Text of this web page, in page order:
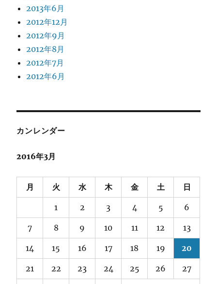
2013年6月
2012年12月
2012年9月
2012年8月
2012年7月
2012年6月
カンレンダー
2016年3月
月 火 水 木 金 土 日
1 2 3 4 5 6
7 8 9 10 11 12 13
14 15 16 17 18 19 20
21 22 23 24 25 26 27